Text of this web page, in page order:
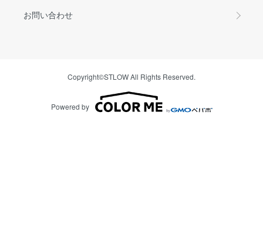
お問い合わせ
Copyright©STLOW All Rights Reserved.
Powered by